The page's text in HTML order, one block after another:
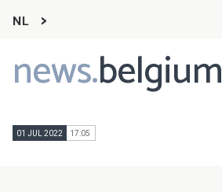
NL
news.belgium
Main
navigation
01 JUL 2022 17:05